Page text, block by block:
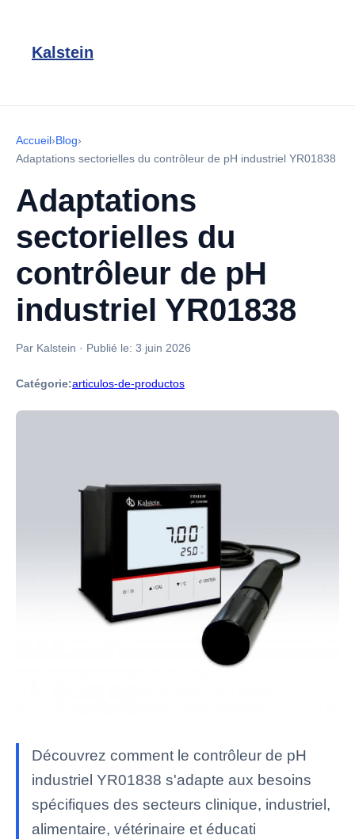
Kalstein
Accueil›Blog›
Adaptations sectorielles du contrôleur de pH industriel YR01838
Adaptations
sectorielles du
contrôleur de pH
industriel YR01838
Par Kalstein · Publié le: 3 juin 2026
Catégorie:articulos-de-productos
Découvrez comment le contrôleur de pH
industriel YR01838 s'adapte aux besoins
spécifiques des secteurs clinique, industriel,
alimentaire, vétérinaire et éducati